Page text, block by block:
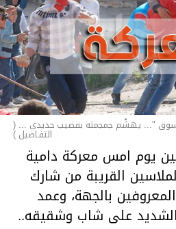
"... يهشّم جمجمته بقضيب حديدي ... (
التفـاصيل )
يوم امس معركة دامية
القريبة من شارك
بالجهة، وعمد
الشديد على شاب وشقيقه..